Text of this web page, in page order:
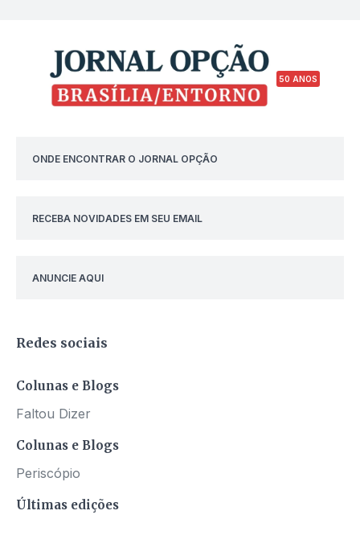
50 ANOS
ONDE ENCONTRAR O JORNAL OPÇÃO
RECEBA NOVIDADES EM SEU EMAIL
ANUNCIE AQUI
Redes sociais
Colunas e Blogs
Faltou Dizer
Colunas e Blogs
Periscópio
Últimas edições